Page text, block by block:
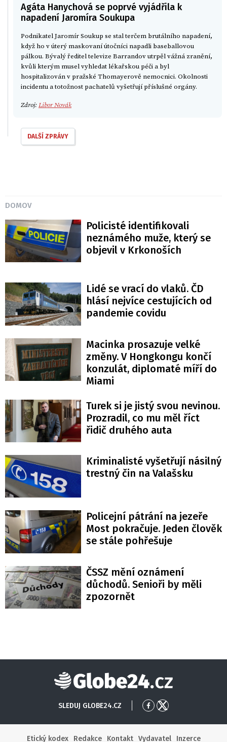
Agáta Hanychová se poprvé vyjádřila k
napadení Jaromíra Soukupa
Podnikatel Jaromír Soukup se stal terčem brutálního napadení,
když ho v úterý maskovaní útočníci napadli baseballovou
pálkou. Bývalý ředitel televize Barrandov utrpěl vážná zranění,
kvůli kterým musel vyhledat lékařskou péči a byl
hospitalizován v pražské Thomayerově nemocnici. Okolnosti
incidentu a totožnost pachatelů vyšetřují příslušné orgány.
Zdroj:Libor Novák
DALŠÍ ZPRÁVY
DOMOV
Policisté identifikovali
neznámého muže, který se
objevil v Krkonoších
Lidé se vrací do vlaků. ČD
hlásí nejvíce cestujících od
pandemie covidu
Macinka prosazuje velké
změny. V Hongkongu končí
konzulát, diplomaté míří do
Miami
Turek si je jistý svou nevinou.
Prozradil, co mu měl říct
řidič druhého auta
Kriminalisté vyšetřují násilný
trestný čin na Valašsku
Policejní pátrání na jezeře
Most pokračuje. Jeden člověk
se stále pohřešuje
ČSSZ mění oznámení
důchodů. Senioři by měli
zpozornět
Globe24
SLEDUJ GLOBE24.CZ
PřejítPřejít
Etický kodex
Redakce Kontakt Vydavatel Inzerce